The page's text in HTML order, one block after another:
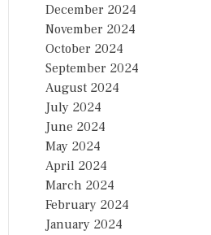
December 2024
November 2024
October 2024
September 2024
August 2024
July 2024
June 2024
May 2024
April 2024
March 2024
February 2024
January 2024